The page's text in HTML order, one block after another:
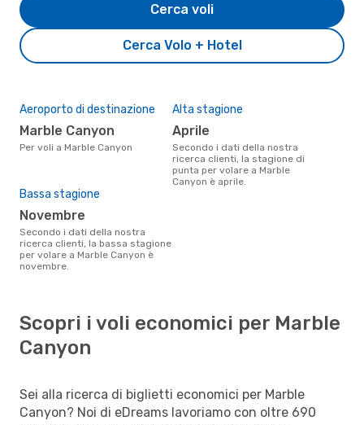
Cerca Volo + Hotel
Cerca voli
Aeroporto di destinazione
Marble Canyon
Per voli a Marble Canyon
Alta stagione
aprile
Secondo i dati della nostra
ricerca clienti, la stagione di
punta per volare a Marble
Canyon è aprile.
Bassa stagione
novembre
Secondo i dati della nostra
ricerca clienti, la bassa stagione
per volare a Marble Canyon è
novembre.
Scopri i voli economici per Marble
Canyon
Sei alla ricerca di biglietti economici per Marble
Canyon? Noi di eDreams lavoriamo con oltre 690